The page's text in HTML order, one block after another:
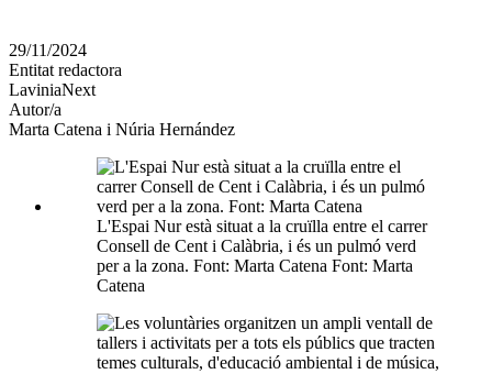
en
altres
xarxes
socials
29/11/2024
Entitat redactora
LaviniaNext
Autor/a
Marta Catena i Núria Hernández
L'Espai Nur està situat a la cruïlla entre el carrer
Consell de Cent i Calàbria, i és un pulmó verd
per a la zona. Font: Marta Catena Font: Marta
Catena